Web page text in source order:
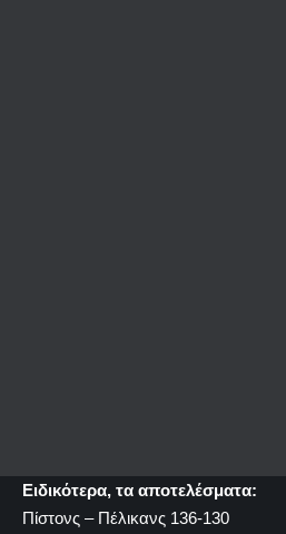
Ειδικότερα, τα αποτελέσματα:
Πίστονς – Πέλικανς 136-130